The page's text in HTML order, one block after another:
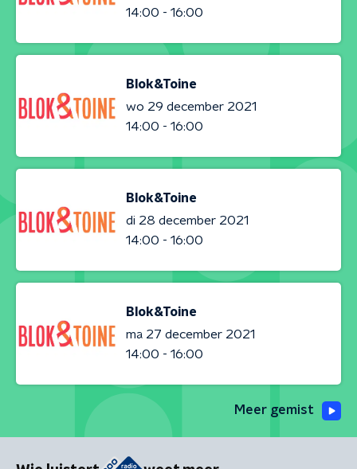
14:00 - 16:00
Blok&Toine
wo 29 december 2021
14:00 - 16:00
Blok&Toine
di 28 december 2021
14:00 - 16:00
Blok&Toine
ma 27 december 2021
14:00 - 16:00
Meer gemist